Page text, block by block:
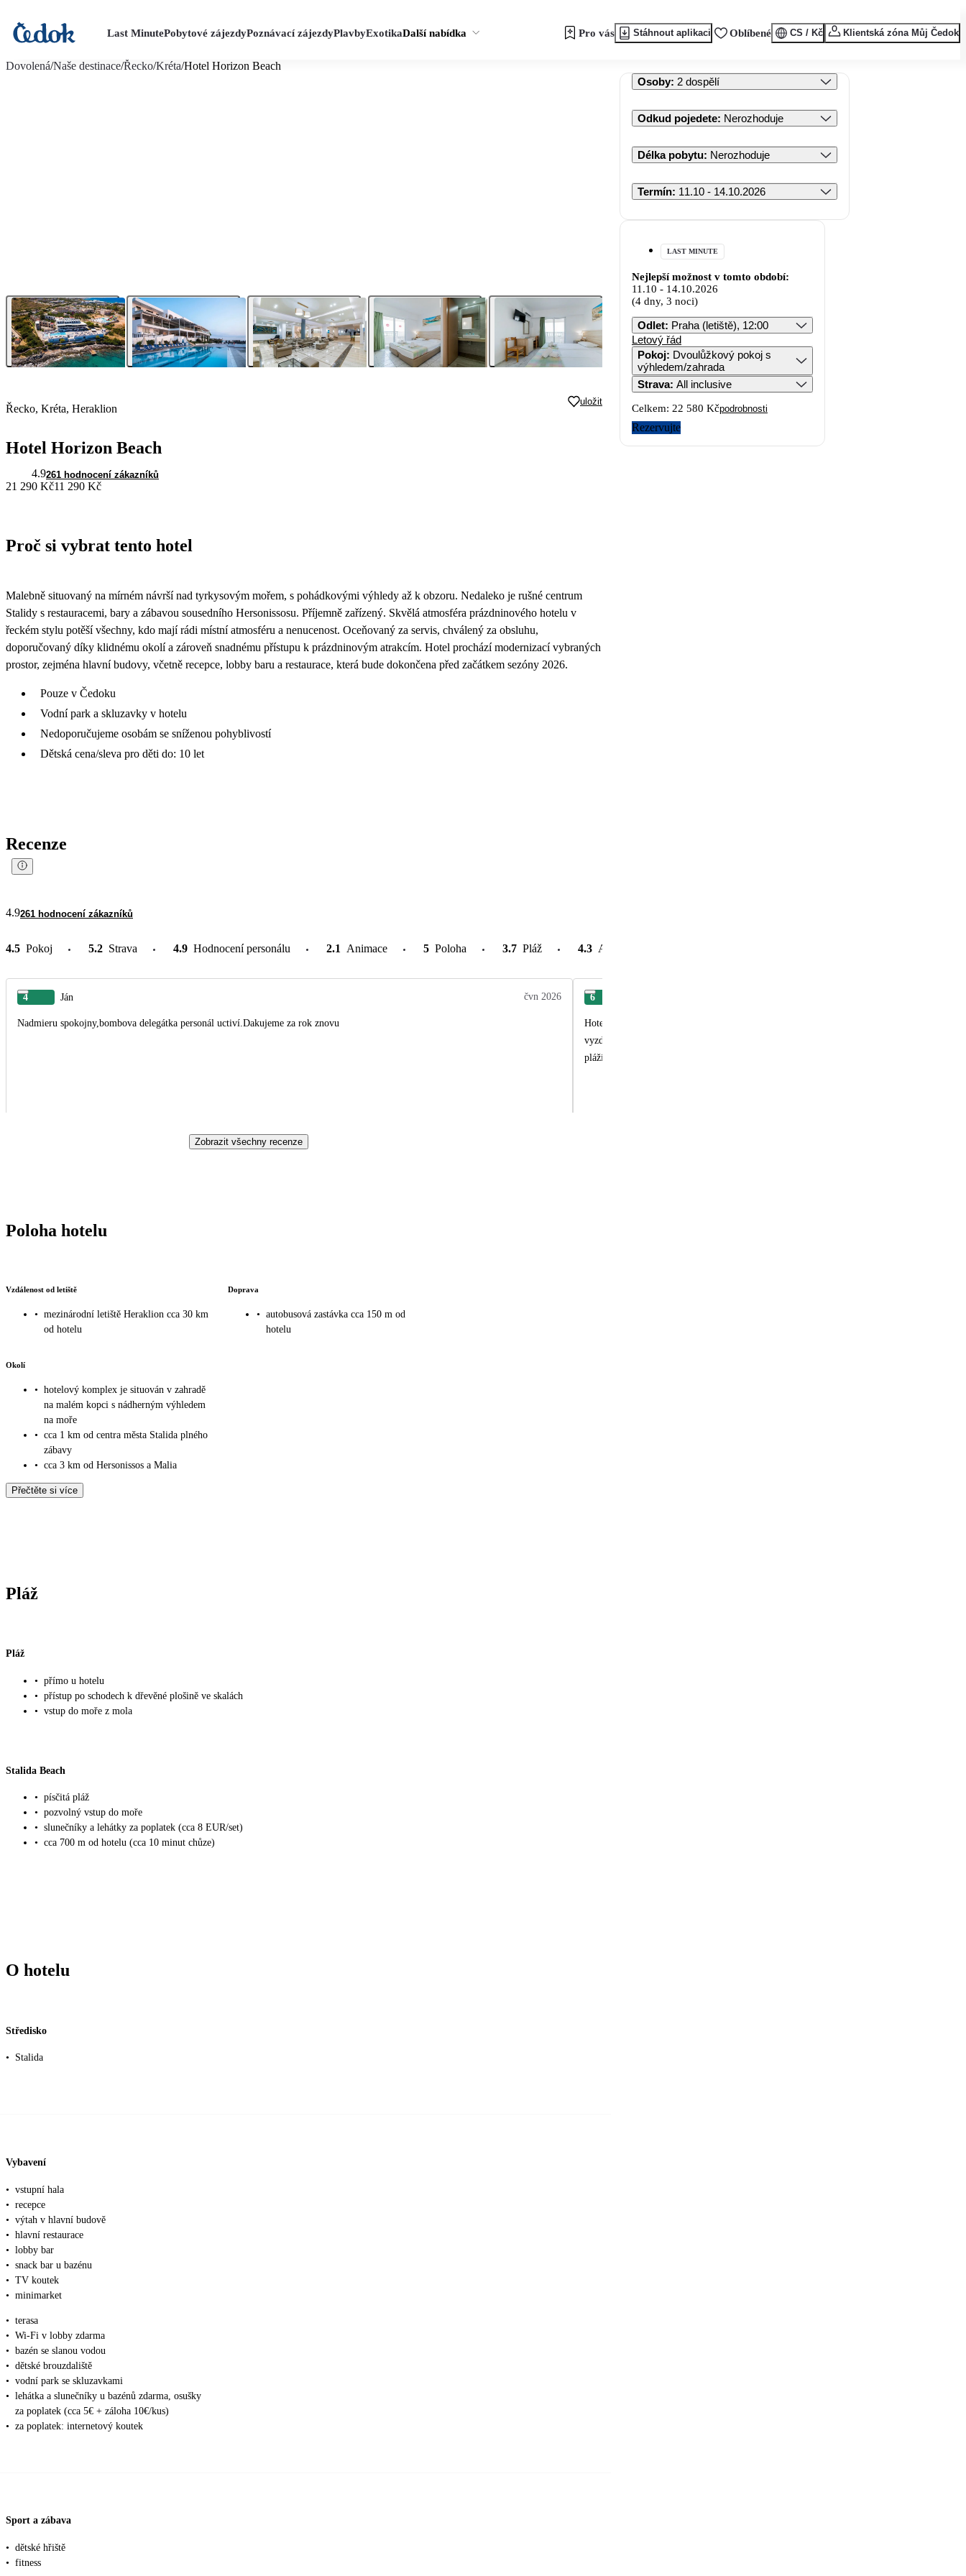
Last MinutePobytové zájezdyPoznávací zájezdyPlavbyExotikaDalší nabídka Pro vás Stáhnout aplikaci Oblíbené CS / Kč Klientská zóna Můj Čedok
Dovolená/Naše destinace/Řecko/Kréta/Hotel Horizon Beach
Řecko, Kréta, Heraklion
uložit
Hotel Horizon Beach
4.9261 hodnocení zákazníků
21 290 Kč11 290 Kč
Proč si vybrat tento hotel
Malebně situovaný na mírném návrší nad tyrkysovým mořem, s pohádkovými výhledy až k obzoru. Nedaleko je rušné centrum
Stalidy s restauracemi, bary a zábavou sousedního Hersonissosu. Příjemně zařízený. Skvělá atmosféra prázdninového hotelu v
řeckém stylu potěší všechny, kdo mají rádi místní atmosféru a nenucenost. Oceňovaný za servis, chválený za obsluhu,
doporučovaný díky klidnému okolí a zároveň snadnému přístupu k prázdninovým atrakcím. Hotel prochází modernizací vybraných
prostor, zejména hlavní budovy, včetně recepce, lobby baru a restaurace, která bude dokončena před začátkem sezóny 2026.
Pouze v Čedoku
Vodní park a skluzavky v hotelu
Nedoporučujeme osobám se sníženou pohyblivostí
Dětská cena/sleva pro děti do: 10 let
Recenze
4.9261 hodnocení zákazníků
4.5 Pokoj 5.2 Strava 4.9 Hodnocení personálu 2.1 Animace 5 Poloha 3.7 Pláž 4.3 Atrakce v okolí
4 Ján čvn 2026
Nadmieru spokojny,bombova delegátka personál uctiví.Dakujeme za rok znovu
6
Hotel nás velice překvapil. Se svojí vyvýšenou polohou je téměř na kterémkoliv místě
vyzdvihnout výborně jídlo a velice příjemný a usměvavý personál. Molo u moře pod
pláží s komplet servisem. Určitě sem ještě někdy zavítáme..
Zobrazit všechny recenze
Poloha hotelu
Vzdálenost od letiště
• mezinárodní letiště Heraklion cca 30 km
od hotelu
Doprava
• autobusová zastávka cca 150 m od
hotelu
Okolí
• hotelový komplex je situován v zahradě
na malém kopci s nádherným výhledem
na moře
• cca 1 km od centra města Stalida plného
zábavy
• cca 3 km od Hersonissos a Malia
Přečtěte si více
Pláž
Pláž
• přímo u hotelu
• přístup po schodech k dřevěné plošině ve skalách
• vstup do moře z mola
Stalida Beach
• písčitá pláž
• pozvolný vstup do moře
• slunečníky a lehátky za poplatek (cca 8 EUR/set)
• cca 700 m od hotelu (cca 10 minut chůze)
O hotelu
Středisko
• Stalida
Vybavení
• vstupní hala
• recepce
• výtah v hlavní budově
• hlavní restaurace
• lobby bar
• snack bar u bazénu
• TV koutek
• minimarket
• terasa
• Wi-Fi v lobby zdarma
• bazén se slanou vodou
• dětské brouzdaliště
• vodní park se skluzavkami
• lehátka a slunečníky u bazénů zdarma, osušky
za poplatek (cca 5€ + záloha 10€/kus)
• za poplatek: internetový koutek
Sport a zábava
• dětské hřiště
• fitness
Osoby: 2 dospělí
Odkud pojedete: Nerozhoduje
Délka pobytu: Nerozhoduje
Termín: 11.10 - 14.10.2026
LAST MINUTE
Nejlepší možnost v tomto období:
11.10 - 14.10.2026
(4 dny, 3 noci)
Odlet: Praha (letiště), 12:00
Letový řád
Pokoj: Dvoulůžkový pokoj s
výhledem/zahrada
Strava: All inclusive
Celkem: 22 580 Kčpodrobnosti
Rezervujte